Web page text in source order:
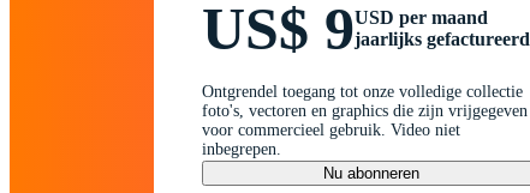
US$ 9USD per maand
jaarlijks gefactureerd
Ontgrendel toegang tot onze volledige collectie
foto's, vectoren en graphics die zijn vrijgegeven
voor commercieel gebruik. Video niet
inbegrepen.
Nu abonneren